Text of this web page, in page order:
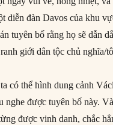
diễn đàn Davos của khu
tuyên bố rằng họ sẽ dẫn
giới dân tộc chủ nghĩa/
có thể hình dung cảnh
nghe được tuyên bố này.
được vinh danh, chắc